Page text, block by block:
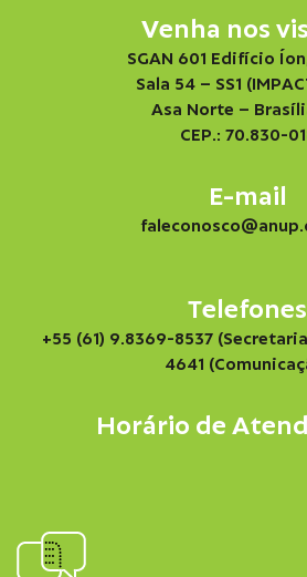
Venha nos
SGAN 601 Edifício
Sala 54 – SS1
Asa Norte –
CEP.: 70.830-
E-mail
Telefones
+55 (61) 9.8369-8537
4641
Horário de